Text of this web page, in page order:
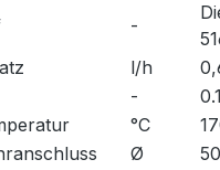
-
l/h
-
°C
Ø 50